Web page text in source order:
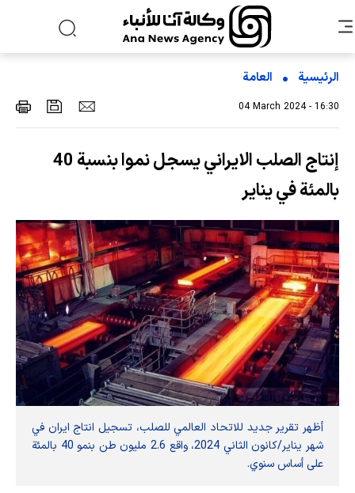
الرئيسية العامة
04 March 2024 - 16:30
إنتاج الصلب الايراني يسجل نموا بنسبة 40
بالمئة في يناير
أظهر تقرير جديد للاتحاد العالمي للصلب، تسجيل انتاج ايران في
شهر يناير/كانون الثاني 2024، واقع 2.6 مليون طن بنمو 40 بالمئة
على أساس سنوي.